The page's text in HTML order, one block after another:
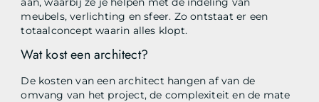
meubels, verlichting en sfeer. Zo ontstaat er een
totaalconcept waarin alles klopt.
Wat kost een architect?
De kosten van een architect hangen af van de
omvang van het project, de complexiteit en de mate